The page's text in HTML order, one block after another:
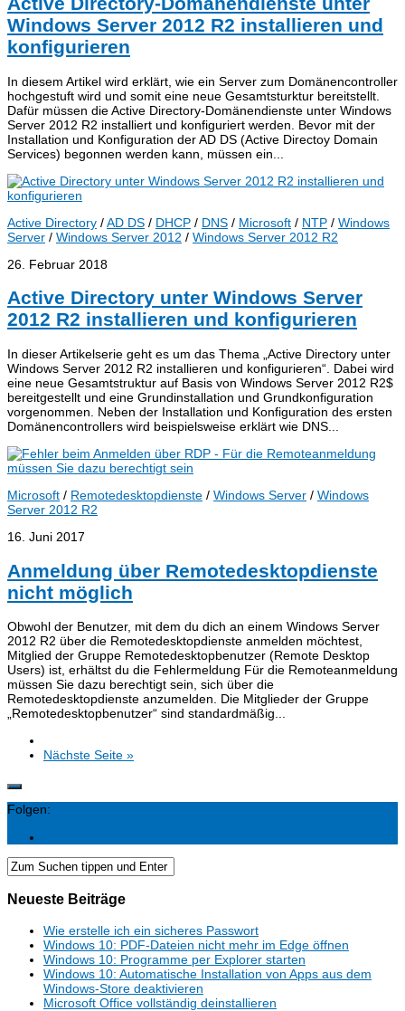
Windows Server 2012 R2 installieren und
konfigurieren
In diesem Artikel wird erklärt, wie ein Server zum Domänencontroller
hochgestuft wird und somit eine neue Gesamtsturktur bereitstellt.
Dafür müssen die Active Directory-Domänendienste unter Windows
Server 2012 R2 installiert und konfiguriert werden. Bevor mit der
Installation und Konfiguration der AD DS (Active Directoy Domain
Services) begonnen werden kann, müssen ein...
Active Directory /AD DS / DHCP / DNS / Microsoft / NTP / Windows
Server / Windows Server 2012 / Windows Server 2012 R2
26. Februar 2018
Active Directory unter Windows Server
2012 R2 installieren und konfigurieren
In dieser Artikelserie geht es um das Thema „Active Directory unter
Windows Server 2012 R2 installieren und konfigurieren“. Dabei wird
eine neue Gesamtstruktur auf Basis von Windows Server 2012 R2$
bereitgestellt und eine Grundinstallation und Grundkonfiguration
vorgenommen. Neben der Installation und Konfiguration des ersten
Domänencontrollers wird beispielsweise erklärt wie DNS...
Microsoft / Remotedesktopdienste / Windows Server / Windows
Server 2012 R2
16. Juni 2017
Anmeldung über Remotedesktopdienste
nicht möglich
Obwohl der Benutzer, mit dem du dich an einem Windows Server
2012 R2 über die Remotedesktopdienste anmelden möchtest,
Mitglied der Gruppe Remotedesktopbenutzer (Remote Desktop
Users) ist, erhältst du die Fehlermeldung Für die Remoteanmeldung
müssen Sie dazu berechtigt sein, sich über die
Remotedesktopdienste anzumelden. Die Mitglieder der Gruppe
„Remotedesktopbenutzer“ sind standardmäßig...
Nächste Seite »
Folgen:
Neueste Beiträge
Wie erstelle ich ein sicheres Passwort
Windows 10: PDF-Dateien nicht mehr im Edge öffnen
Windows 10: Programme per Explorer starten
Windows 10: Automatische Installation von Apps aus dem
Windows-Store deaktivieren
Microsoft Office vollständig deinstallieren